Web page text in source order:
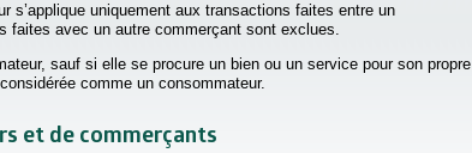
s’applique uniquement aux transactions faites entre un
faites avec un autre commerçant sont exclues.
sauf si elle se procure un bien ou un service pour son propre
comme un consommateur.
et de commerçants